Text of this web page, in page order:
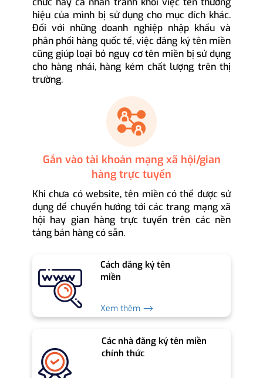
hiệu của mình bị sử dụng cho mục đích khác.
Đối với những doanh nghiệp nhập khẩu và
phân phối hàng quốc tế, việc đăng ký tên miền
cũng giúp loại bỏ nguy cơ tên miền bị sử dụng
cho hàng nhái, hàng kém chất lượng trên thị
trường.
Gắn vào tài khoản mạng xã hội/gian
hàng trực tuyến
Khi chưa có website, tên miền có thể được sử
dụng để chuyển hướng tới các trang mạng xã
hội hay gian hàng trực tuyến trên các nền
tảng bán hàng có sẵn.
Cách đăng ký tên
miền
Xem thêm ⟶
Các nhà đăng ký tên miền
chính thức